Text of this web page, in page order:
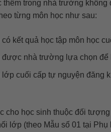
thêm trong nhà trường
từng môn học như sau:
có kết quả học tập môn học
được nhà trường lựa chọn
lớp cuối cấp tự nguyện đăng
cho học sinh thuộc đối
lớp (theo Mẫu số 01 tại Phụ